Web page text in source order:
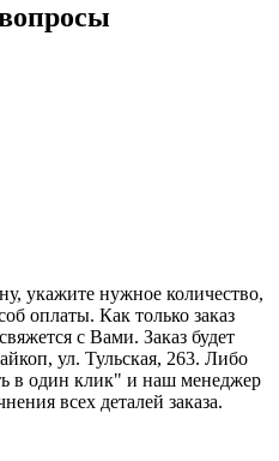
укажите нужное количество,
оплаты. Как только заказ
с Вами. Заказ будет
ул. Тульская, 263. Либо
в один клик" и наш менеджер
всех деталей заказа.